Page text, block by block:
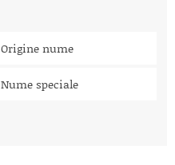
Origine nume
Nume speciale